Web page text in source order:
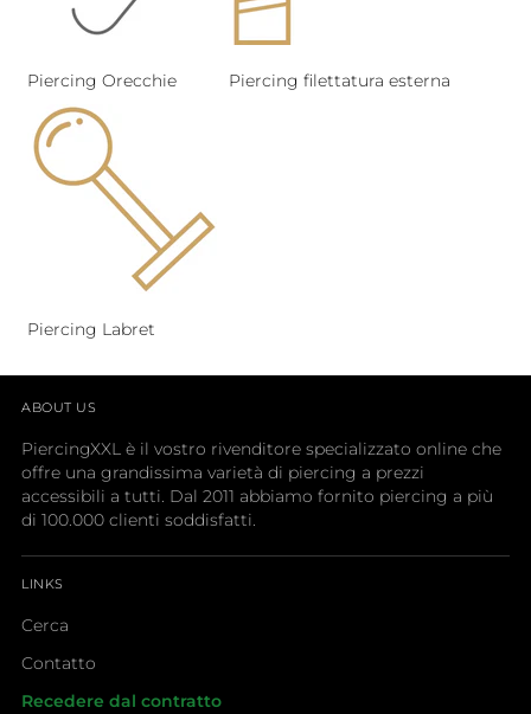
Piercing Orecchie Piercing filettatura esterna
Piercing Labret
ABOUT US
PiercingXXL è il vostro rivenditore specializzato online che
offre una grandissima varietà di piercing a prezzi
accessibili a tutti. Dal 2011 abbiamo fornito piercing a più
di 100.000 clienti soddisfatti.
LINKS
Cerca
Contatto
Recedere dal contratto